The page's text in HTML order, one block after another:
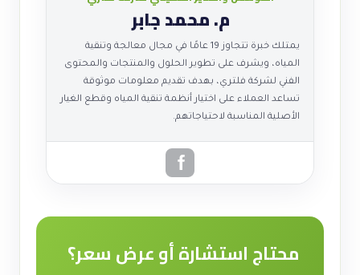
م. محمد جابر
يمتلك خبرة تتجاوز 19 عامًا في مجال معالجة وتنقية
المياه، ويشرف على تطوير الحلول والمنتجات والمحتوى
الفني لشركة فلتري، بهدف تقديم معلومات موثوقة
تساعد العملاء على اختيار أنظمة تنقية المياه وقطع الغيار
الأصلية المناسبة لاحتياجاتهم.
محتاج استشارة أو عرض سعر؟